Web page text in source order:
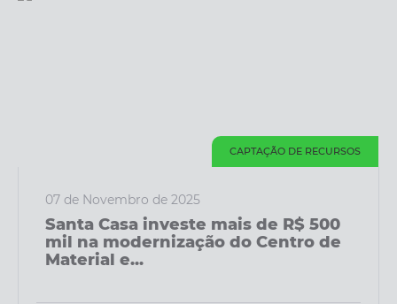
CAPTAÇÃO DE RECURSOS
07 de Novembro de 2025
Santa Casa investe mais de R$ 500
mil na modernização do Centro de
Material e...